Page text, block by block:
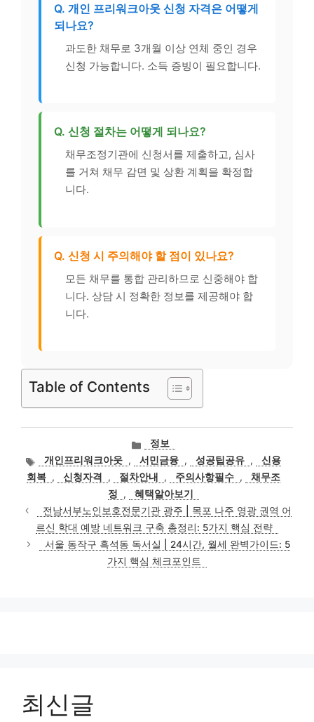
Q. 개인 프리워크아웃 신청 자격은 어떻게
되나요?
과도한 채무로 3개월 이상 연체 중인 경우
신청 가능합니다. 소득 증빙이 필요합니다.
Q. 신청 절차는 어떻게 되나요?
채무조정기관에 신청서를 제출하고, 심사
를 거쳐 채무 감면 및 상환 계획을 확정합
니다.
Q. 신청 시 주의해야 할 점이 있나요?
모든 채무를 통합 관리하므로 신중해야 합
니다. 상담 시 정확한 정보를 제공해야 합
니다.
Table of Contents
카
테
고
리
정보
태
그
개인프리워크아웃 , 서민금융 , 성공팁공유 ,
신용
회복 , 신청자격 , 절차안내 , 주의사항필수 ,
채무조
정
,
혜택알아보기
전남서부노인보호전문기관 광주 | 목포 나주 영광 권역 어
르신 학대 예방 네트워크 구축 총정리: 5가지 핵심 전략
서울 동작구 흑석동 독서실 | 24시간, 월세 완벽가이드: 5
가지 핵심 체크포인트
최신글